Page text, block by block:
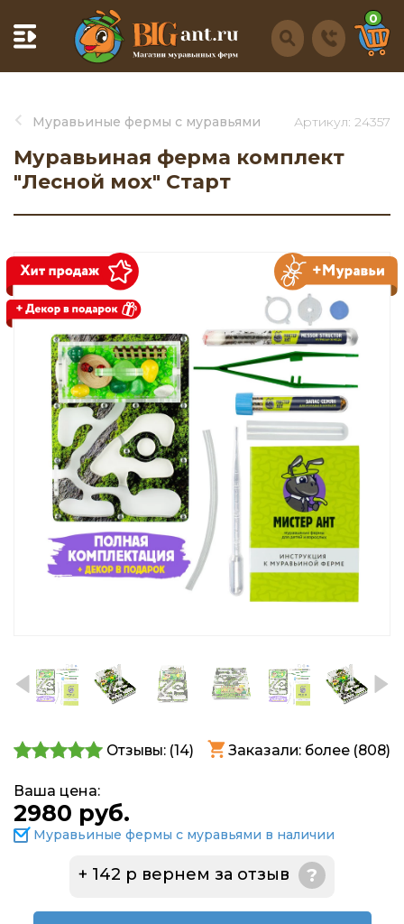
0
Муравьиные фермы с муравьями
Муравьиная ферма комплект
"Лесной мох" Старт
Артикул: 24357
Отзывы: (14) Заказали: более (808)
Ваша цена:
2980 руб.
Муравьиные фермы с муравьями в наличии
+ 142 р вернем за отзыв ?